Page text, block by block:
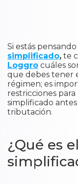
Si estás
simplificado, te
Loggro cuáles
que debes tener
régimen; es
restricciones
simplificado
tributación.
¿Qué es